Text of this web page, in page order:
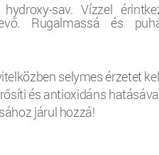
sav. Vízzel
Rugalmassá és
selymes érzetet
és antioxidáns
járul hozzá!